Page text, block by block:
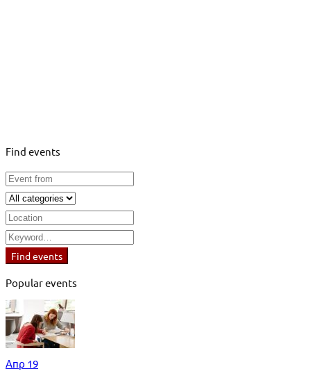
Find events
Find events
Popular events
Απρ 19